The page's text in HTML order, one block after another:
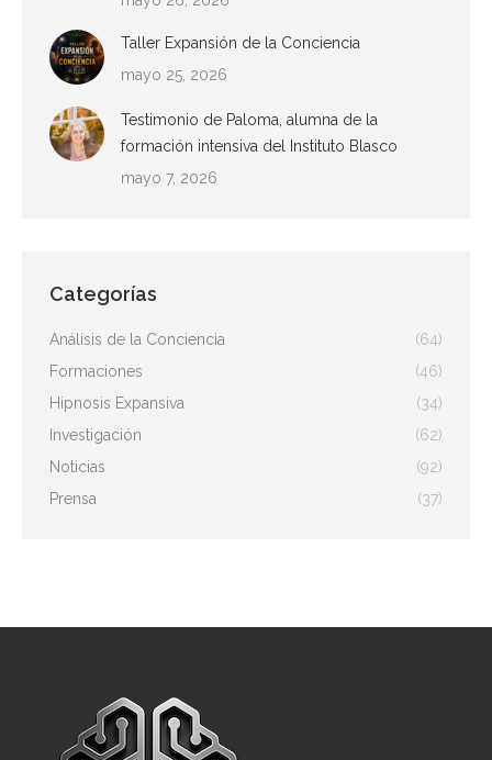
Taller Expansión de la Conciencia
mayo 25, 2026
Testimonio de Paloma, alumna de la
formación intensiva del Instituto Blasco
mayo 7, 2026
Categorías
Análisis de la Conciencia
(64)
Formaciones
(46)
Hipnosis Expansiva
(34)
Investigación
(62)
Noticias
(92)
Prensa
(37)